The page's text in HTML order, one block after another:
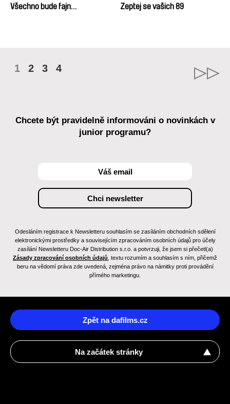
Všechno bude fajn…
Zeptej se vašich 89
1 2 3 4
Chcete být pravidelně informováni o novinkách v
junior programu?
Odesláním registrace k Newsletteru souhlasím se zasíláním obchodních sdělení
elektronickými prostředky a souvisejícím zpracováním osobních údajů pro účely
zasílání Newsletteru Doc-Air Distribution s.r.o. a potvrzuji, že jsem si přečetl(a)
Zásady zpracování osobních údajů , textu rozumím a souhlasím s ním, přičemž
beru na vědomí práva zde uvedená, zejména právo na námitky proti provádění
přímého marketingu.
Zpět na dafilms.cz
Na začátek stránky